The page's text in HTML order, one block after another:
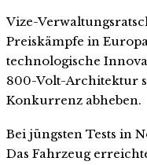
Vize-
Preiskämpfe in
technologische
800-Volt-Architektur
Konkurrenz abheben.
Bei jüngsten Tests in
Das Fahrzeug